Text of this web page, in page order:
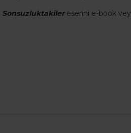
Sonsuzluktakilereserini e-book